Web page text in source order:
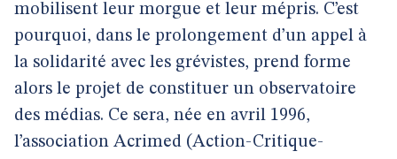
mobilisent leur morgue et leur mépris. C’est
pourquoi, dans le prolongement d’un appel à
la solidarité avec les grévistes, prend forme
alors le projet de constituer un observatoire
des médias. Ce sera, née en avril 1996,
l’association Acrimed (Action-Critique-